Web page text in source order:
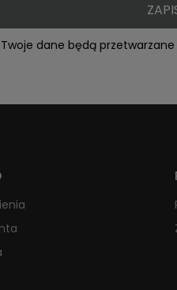
Twoje dane będą